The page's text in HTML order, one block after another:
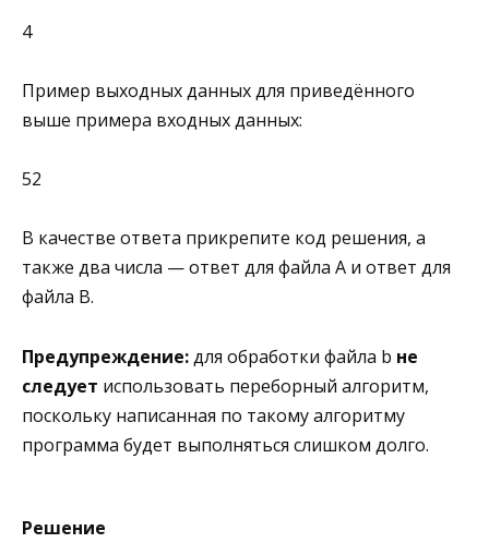
4
Пример выходных данных для приведённого
выше примера входных данных:
52
В качестве ответа прикрепите код решения, а
также два числа — ответ для файла А и ответ для
файла B.
Предупреждение:для обработки файла b не
следует использовать переборный алгоритм,
поскольку написанная по такому алгоритму
программа будет выполняться слишком долго.
Решение